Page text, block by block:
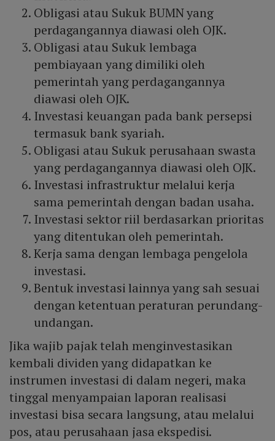
Obligasi atau Sukuk BUMN yang
perdagangannya diawasi oleh OJK.
Obligasi atau Sukuk lembaga
pembiayaan yang dimiliki oleh
pemerintah yang perdagangannya
diawasi oleh OJK.
Investasi keuangan pada bank persepsi
termasuk bank syariah.
Obligasi atau Sukuk perusahaan swasta
yang perdagangannya diawasi oleh OJK.
Investasi infrastruktur melalui kerja
sama pemerintah dengan badan usaha.
Investasi sektor riil berdasarkan prioritas
yang ditentukan oleh pemerintah.
Kerja sama dengan lembaga pengelola
investasi.
Bentuk investasi lainnya yang sah sesuai
dengan ketentuan peraturan perundang-
undangan.
Jika wajib pajak telah menginvestasikan
kembali dividen yang didapatkan ke
instrumen investasi di dalam negeri, maka
tinggal menyampaian laporan realisasi
investasi bisa secara langsung, atau melalui
pos, atau perusahaan jasa ekspedisi.